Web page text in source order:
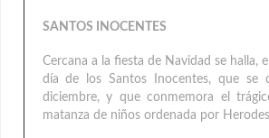
SANTOS INOCENTES
Cercana a la fiesta de Navidad se halla,
día de los Santos Inocentes, que se
diciembre, y que conmemora el
matanza de niños ordenada por